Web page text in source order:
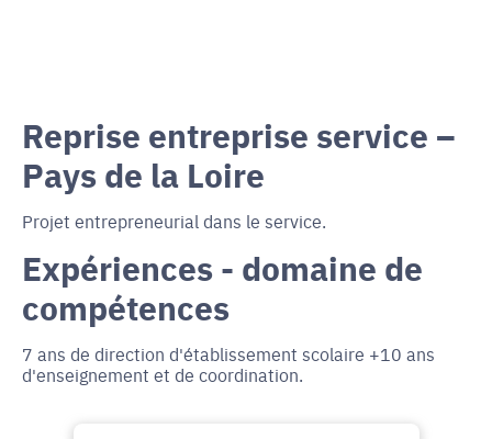
Reprise entreprise service –
Pays de la Loire
Projet entrepreneurial dans le service.
Expériences - domaine de
compétences
7 ans de direction d'établissement scolaire +10 ans
d'enseignement et de coordination.